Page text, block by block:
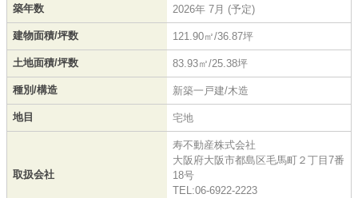
築年数 2026年 7月 (予定)
建物面積/坪数 121.90㎡/36.87坪
土地面積/坪数 83.93㎡/25.38坪
種別/構造 新築一戸建/木造
地目 宅地
取扱会社
寿不動産株式会社
大阪府大阪市都島区毛馬町２丁目7番
18号
TEL:06-6922-2223